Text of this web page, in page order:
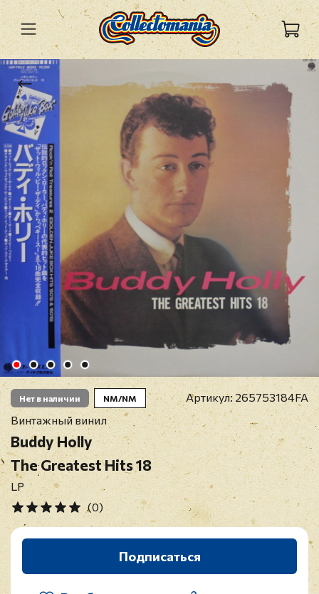
Нет в наличии NM/NM Артикул:265753184FA
Винтажный винил
Buddy Holly
The Greatest Hits 18
LP
(0)
Подписаться